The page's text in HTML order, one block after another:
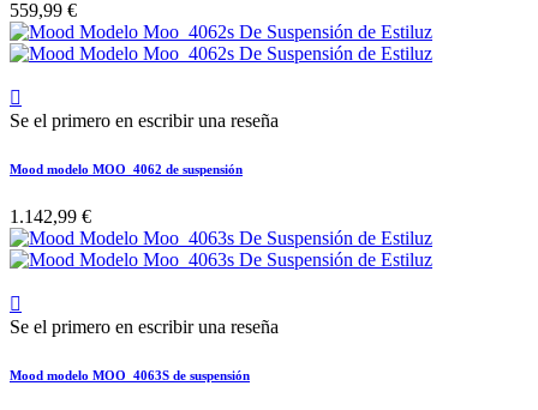
559,99 €

Se el primero en escribir una reseña
Mood modelo MOO_4062 de suspensión
1.142,99 €

Se el primero en escribir una reseña
Mood modelo MOO_4063S de suspensión